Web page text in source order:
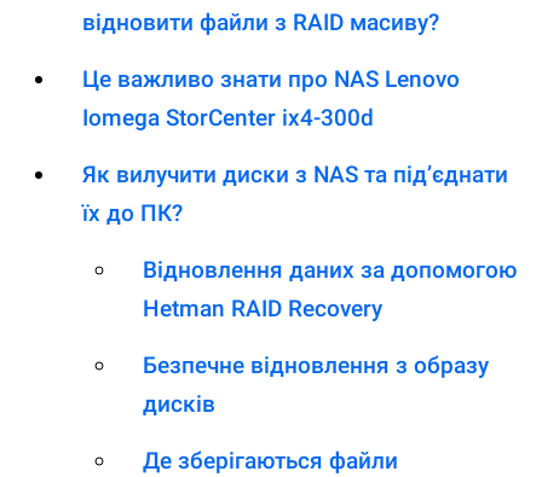
відновити файли з RAID масиву?
Це важливо знати про NAS Lenovo
Iomega StorCenter ix4-300d
Як вилучити диски з NAS та під’єднати
їх до ПК?
Відновлення даних за допомогою
Hetman RAID Recovery
Безпечне відновлення з образу
дисків
Де зберігаються файли